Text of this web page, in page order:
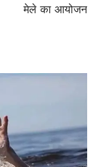
मेले का आयोजन